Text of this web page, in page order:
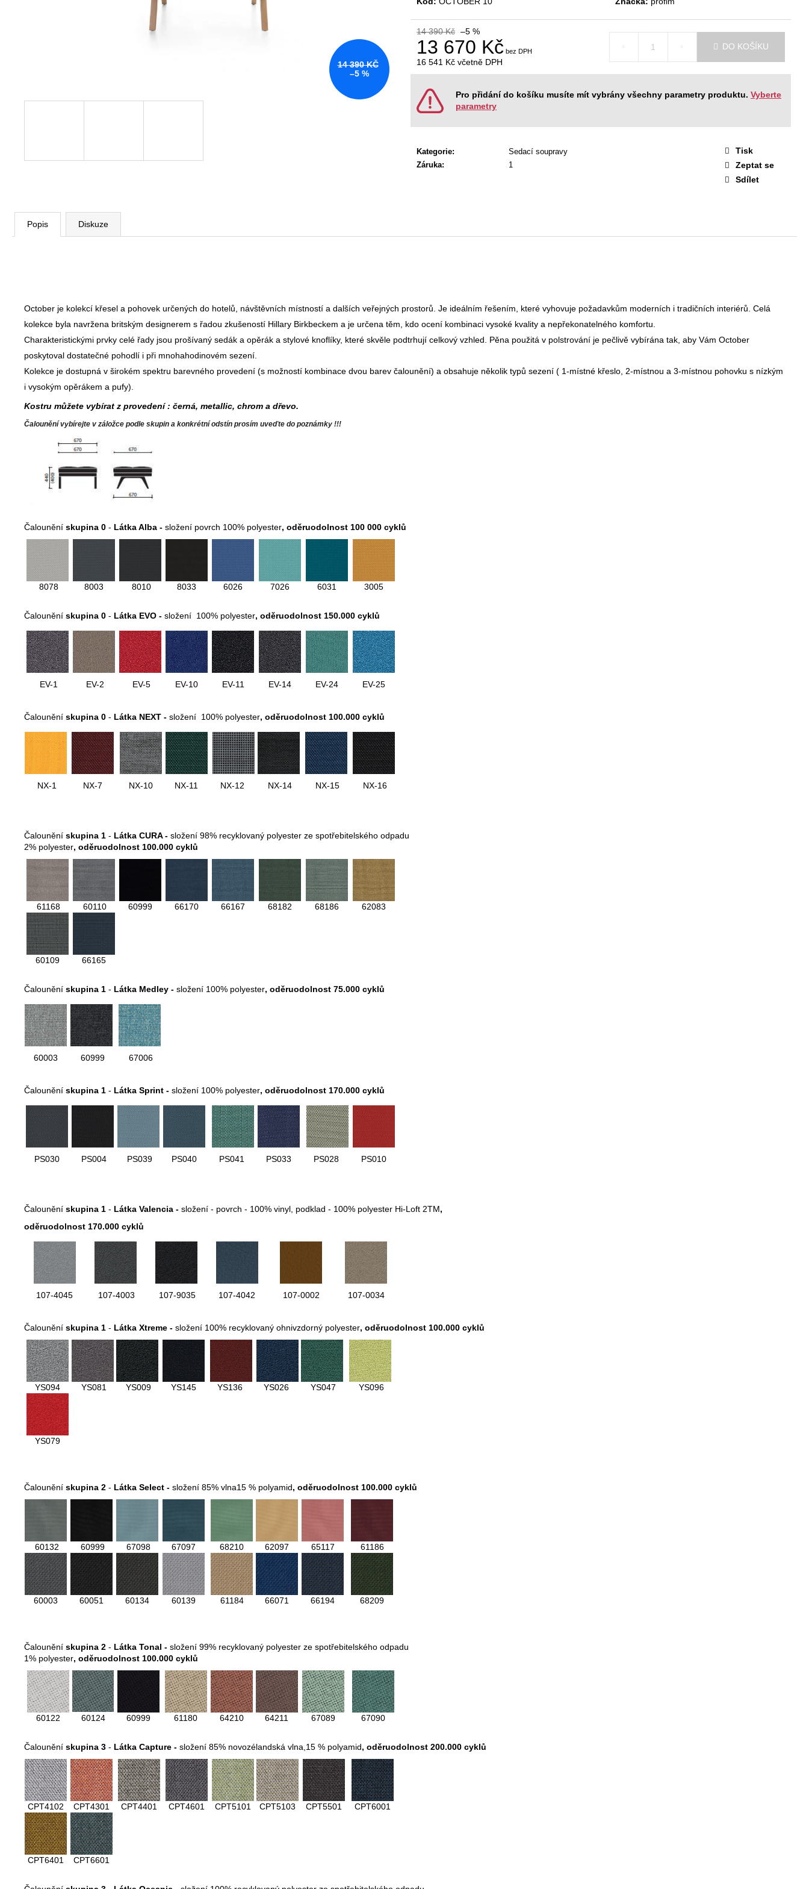
14 390 Kč –5 %
13 670 Kč
16 541 Kč včetně DPH
Měrná
DO KOŠÍKU
Pro přidání do košíku musíte mít vybrány všechny parametry produktu. Vyberte
parametry
Kategorie:
Sedací soupravy
Záruka: 1
Tisk
Zeptat se
Sdílet
14 390 KČ
–5 %
Popis Diskuze
October je kolekcí křesel a pohovek určených do hotelů, návštěvních místností a dalších veřejných prostorů. Je ideálním řešením, které vyhovuje požadavkům moderních i tradičních interiérů. Celá
kolekce byla navržena britským designerem s řadou zkušeností Hillary Birkbeckem a je určena těm, kdo ocení kombinaci vysoké kvality a nepřekonatelného komfortu.
Charakteristickými prvky celé řady jsou prošívaný sedák a opěrák a stylové knoflíky, které skvěle podtrhují celkový vzhled. Pěna použitá v polstrování je pečlivě vybírána tak, aby Vám October
poskytoval dostatečné pohodlí i při mnohahodinovém sezení.
Kolekce je dostupná v širokém spektru barevného provedení (s možností kombinace dvou barev čalounění) a obsahuje několik typů sezení ( 1-místné křeslo, 2-místnou a 3-místnou pohovku s nízkým
i vysokým opěrákem a pufy).
Kostru můžete vybírat z provedení : černá, metallic, chrom a dřevo.
Čalounění vybírejte v záložce podle skupin a konkrétní odstín prosím uveďte do poznámky !!!
Čalounění skupina 0 - Látka Alba - složení povrch 100% polyester, oděruodolnost 100 000 cyklů
8078 8003 8010 8033 6026 7026 6031 3005
Čalounění skupina 0 - Látka EVO - složení 100% polyester, oděruodolnost 150.000 cyklů
EV-1 EV-2 EV-5 EV-10 EV-11 EV-14 EV-24 EV-25
Čalounění skupina 0 - Látka NEXT - složení 100% polyester, oděruodolnost 100.000 cyklů
NX-1 NX-7 NX-10 NX-11 NX-12 NX-14 NX-15 NX-16
Čalounění skupina 1 - Látka CURA - složení 98% recyklovaný polyester ze spotřebitelského odpadu
2% polyester, oděruodolnost 100.000 cyklů
61168 60110 60999 66170 66167 68182 68186 62083
60109 66165
Čalounění skupina 1 - Látka Medley - složení 100% polyester, oděruodolnost 75.000 cyklů
60003 60999 67006
Čalounění skupina 1 - Látka Sprint - složení 100% polyester, oděruodolnost 170.000 cyklů
PS030 PS004 PS039 PS040 PS041 PS033 PS028 PS010
Čalounění skupina 1 - Látka Valencia - složení - povrch - 100% vinyl, podklad - 100% polyester Hi-Loft 2TM,
oděruodolnost 170.000 cyklů
107-4045 107-4003 107-9035 107-4042 107-0002 107-0034
Čalounění skupina 1 - Látka Xtreme - složení 100% recyklovaný ohnivzdorný polyester, oděruodolnost 100.000 cyklů
YS094 YS081 YS009 YS145 YS136 YS026 YS047 YS096
YS079
Čalounění skupina 2 - Látka Select - složení 85% vlna15 % polyamid, oděruodolnost 100.000 cyklů
60132 60999 67098 67097 68210 62097 65117 61186
60003 60051 60134 60139 61184 66071 66194 68209
Čalounění skupina 2 - Látka Tonal - složení 99% recyklovaný polyester ze spotřebitelského odpadu
1% polyester, oděruodolnost 100.000 cyklů
60122 60124 60999 61180 64210 64211 67089 67090
Čalounění skupina 3 - Látka Capture - složení 85% novozélandská vlna,15 % polyamid, oděruodolnost 200.000 cyklů
CPT4102 CPT4301 CPT4401 CPT4601 CPT5101 CPT5103 CPT5501 CPT6001
CPT6401 CPT6601
VÝŠKOVĚ STAVITELNÝ STŮL ALFA
UP, 160 X 80 CM, VÝŠKA 63 - 129 CM
KANCELÁŘSKÁ ŽIDLE GAME ŠÉF
5 196 Kč
Původně:
NÁBYTKOVÁ SESTAVA EASY 1
22 967 Kč
Původně: